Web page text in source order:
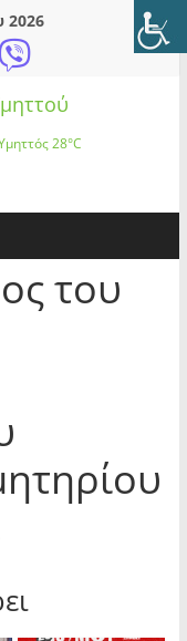
2026
28°C
του